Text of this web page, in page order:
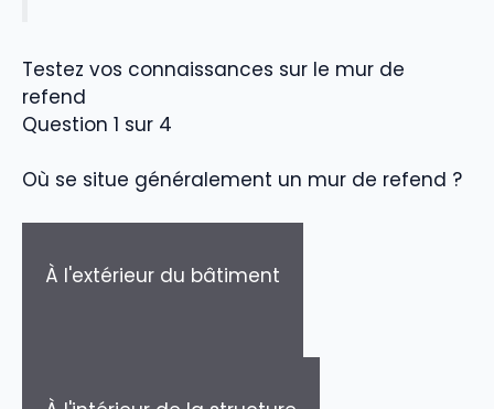
Testez vos connaissances sur le mur de
refend
Question 1 sur 4
Où se situe généralement un mur de refend ?
À l'extérieur du bâtiment